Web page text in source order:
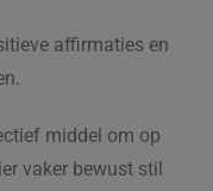
affirmaties en
middel om op
vaker bewust stil